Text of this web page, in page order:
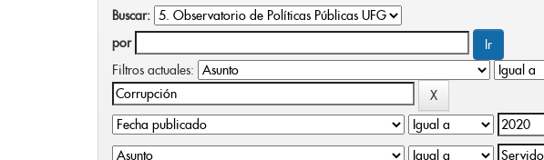
Buscar:
por
Filtros actuales: